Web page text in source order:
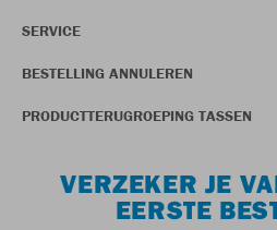
SERVICE
BESTELLING ANNULEREN
PRODUCTTERUGROEPING TASSEN
VERZEKER JE
EERSTE